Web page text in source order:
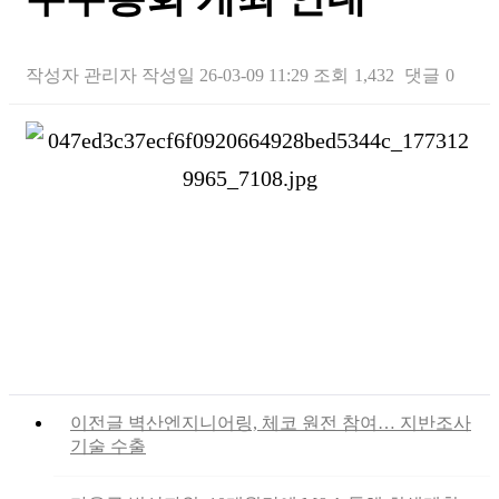
작성자 관리자 작성일 26-03-09 11:29 조회 1,432 댓글 0
본문
이전글 벽산엔지니어링, 체코 원전 참여… 지반조사
기술 수출